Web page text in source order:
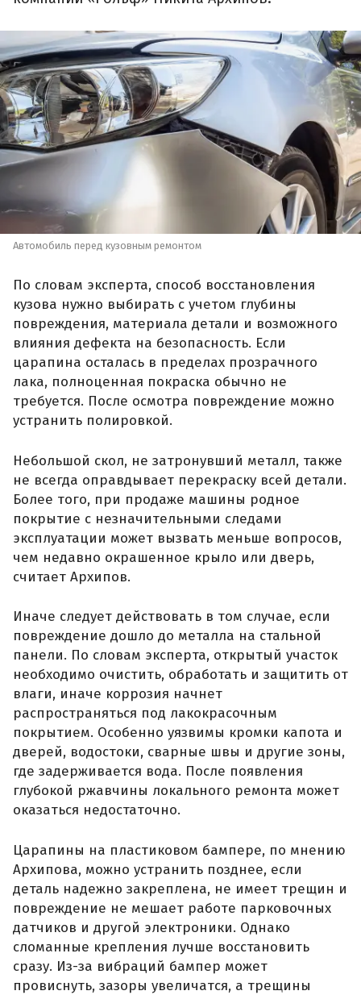
Автомобиль перед кузовным ремонтом
По словам эксперта, способ восстановления
кузова нужно выбирать с учетом глубины
повреждения, материала детали и возможного
влияния дефекта на безопасность. Если
царапина осталась в пределах прозрачного
лака, полноценная покраска обычно не
требуется. После осмотра повреждение можно
устранить полировкой.
Небольшой скол, не затронувший металл, также
не всегда оправдывает перекраску всей детали.
Более того, при продаже машины родное
покрытие с незначительными следами
эксплуатации может вызвать меньше вопросов,
чем недавно окрашенное крыло или дверь,
считает Архипов.
Иначе следует действовать в том случае, если
повреждение дошло до металла на стальной
панели. По словам эксперта, открытый участок
необходимо очистить, обработать и защитить от
влаги, иначе коррозия начнет
распространяться под лакокрасочным
покрытием. Особенно уязвимы кромки капота и
дверей, водостоки, сварные швы и другие зоны,
где задерживается вода. После появления
глубокой ржавчины локального ремонта может
оказаться недостаточно.
Царапины на пластиковом бампере, по мнению
Архипова, можно устранить позднее, если
деталь надежно закреплена, не имеет трещин и
повреждение не мешает работе парковочных
датчиков и другой электроники. Однако
сломанные крепления лучше восстановить
сразу. Из-за вибраций бампер может
провиснуть, зазоры увеличатся, а трещины